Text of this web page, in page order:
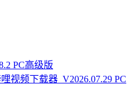
PC高级版
视频下载器_V2026.07.29 PC